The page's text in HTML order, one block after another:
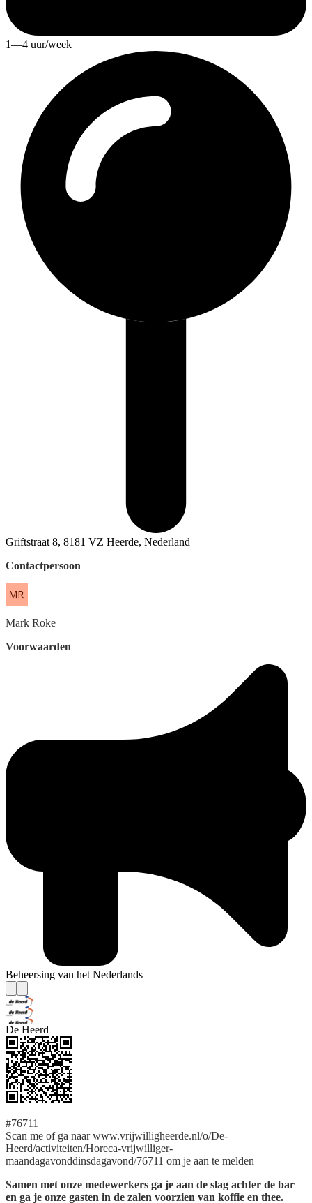
1—4 uur/week
Griftstraat 8, 8181 VZ Heerde, Nederland
Contactpersoon
Mark Roke
Voorwaarden
Beheersing van het Nederlands
De Heerd
#76711
Scan me of ga naar www.vrijwilligheerde.nl/o/De-
Heerd/activiteiten/Horeca-vrijwilliger-
maandagavonddinsdagavond/76711 om je aan te melden
Samen met onze medewerkers ga je aan de slag achter de bar
en ga je onze gasten in de zalen voorzien van koffie en thee.